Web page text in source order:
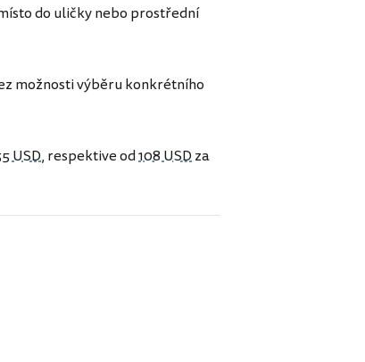
do uličky nebo prostřední
možnosti výběru konkrétního
USD, respektive od108 USDza